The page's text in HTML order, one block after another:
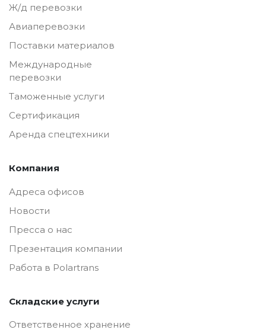
Ж/д перевозки
Авиаперевозки
Поставки материалов
Международные
перевозки
Таможенные услуги
Сертификация
Аренда спецтехники
Компания
Адреса офисов
Новости
Пресса о нас
Презентация компании
Работа в Polartrans
Складские услуги
Ответственное хранение